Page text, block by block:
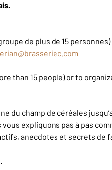
de plus de 15
than 15 people) or to
du champ de céréales
expliquons pas à pas
anecdotes et secrets de